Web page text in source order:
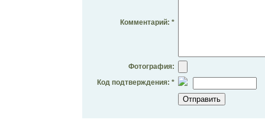
Комментарий: *
Фотография:
Код подтверждения: *